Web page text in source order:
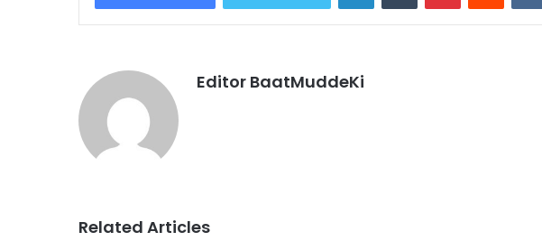
Editor BaatMuddeKi
Related Articles